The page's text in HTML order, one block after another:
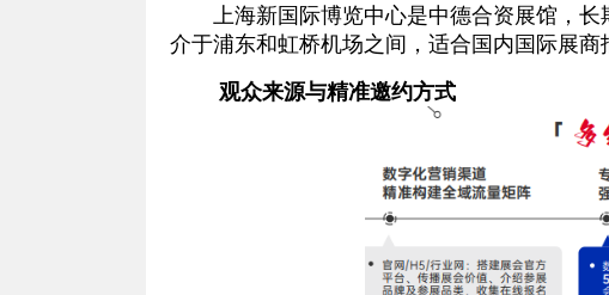
上海新国际博览中心是中德合资展馆，长
介于浦东和虹桥机场之间，适合国内国际展商
观众来源与精准邀约方式